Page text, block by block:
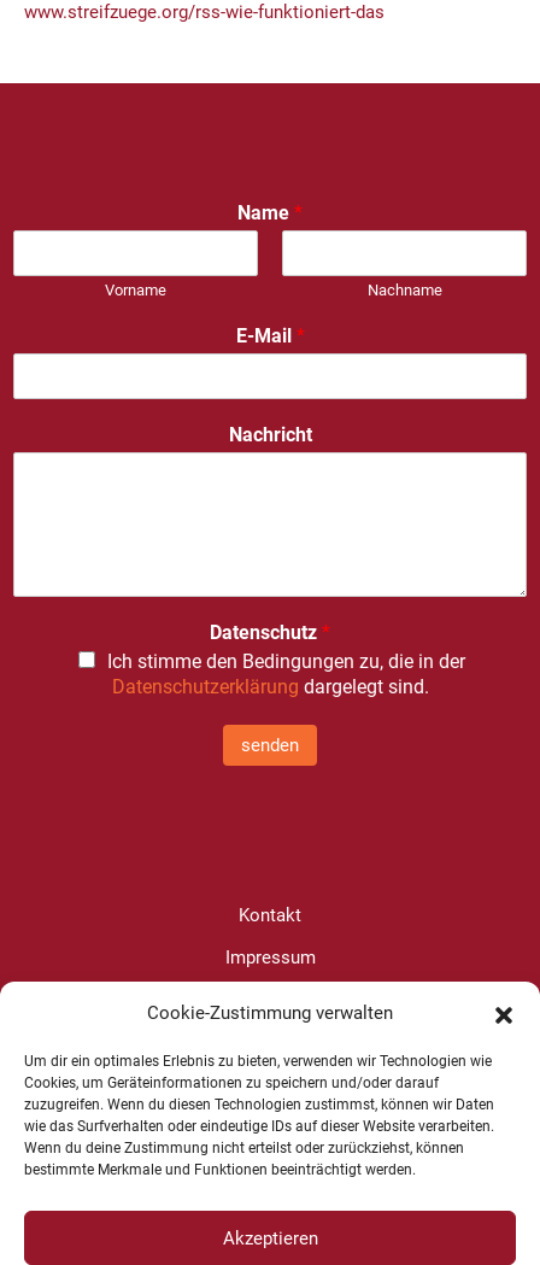
Cookie-Zustimmung verwalten
Um dir ein optimales Erlebnis zu bieten, verwenden wir Technologien wie
Cookies, um Geräteinformationen zu speichern und/oder darauf
zuzugreifen. Wenn du diesen Technologien zustimmst, können wir Daten
wie das Surfverhalten oder eindeutige IDs auf dieser Website verarbeiten.
Wenn du deine Zustimmung nicht erteilst oder zurückziehst, können
bestimmte Merkmale und Funktionen beeinträchtigt werden.
Akzeptieren
www.streifzuege.org/rss-wie-funktioniert-das
Name *
Vorname Nachname
E-Mail *
Nachricht
Datenschutz *
Ich stimme den Bedingungen zu, die in der
Datenschutzerklärung dargelegt sind.
senden
Kontakt
Impressum
Christine Wanjura
+49 1625 624599